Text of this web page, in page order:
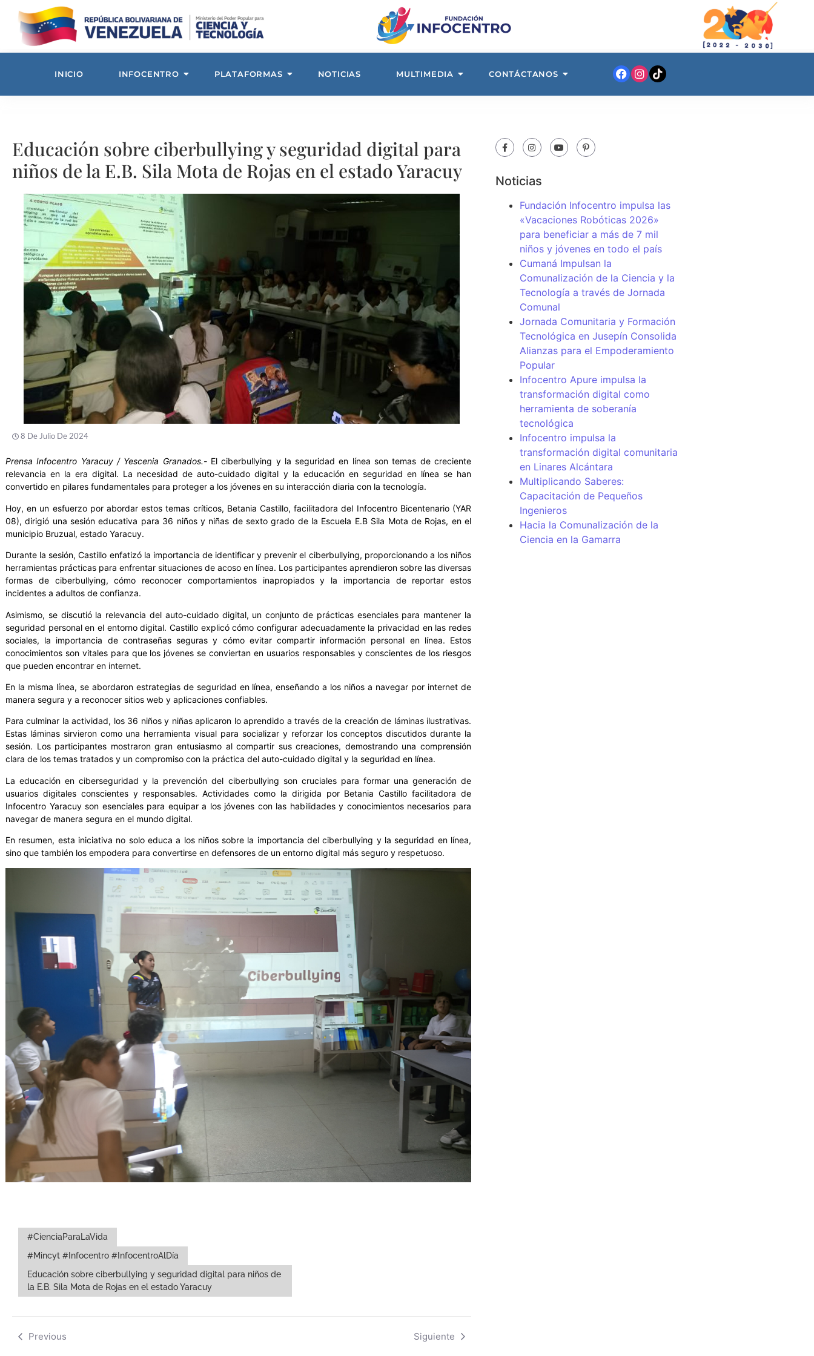
INICIO INFOCENTRO PLATAFORMAS NOTICIAS MULTIMEDIA CONTÁCTANOS
Educación sobre ciberbullying y seguridad digital para
niños de la E.B. Sila Mota de Rojas en el estado Yaracuy
8 De Julio De 2024
Prensa Infocentro Yaracuy / Yescenia Granados.-El ciberbullying y la seguridad en línea son temas de creciente
relevancia en la era digital. La necesidad de auto-cuidado digital y la educación en seguridad en línea se han
convertido en pilares fundamentales para proteger a los jóvenes en su interacción diaria con la tecnología.
Hoy, en un esfuerzo por abordar estos temas críticos, Betania Castillo, facilitadora del Infocentro Bicentenario (YAR
08), dirigió una sesión educativa para 36 niños y niñas de sexto grado de la Escuela E.B Sila Mota de Rojas, en el
municipio Bruzual, estado Yaracuy.
Durante la sesión, Castillo enfatizó la importancia de identificar y prevenir el ciberbullying, proporcionando a los niños
herramientas prácticas para enfrentar situaciones de acoso en línea. Los participantes aprendieron sobre las diversas
formas de ciberbullying, cómo reconocer comportamientos inapropiados y la importancia de reportar estos
incidentes a adultos de confianza.
Asimismo, se discutió la relevancia del auto-cuidado digital, un conjunto de prácticas esenciales para mantener la
seguridad personal en el entorno digital. Castillo explicó cómo configurar adecuadamente la privacidad en las redes
sociales, la importancia de contraseñas seguras y cómo evitar compartir información personal en línea. Estos
conocimientos son vitales para que los jóvenes se conviertan en usuarios responsables y conscientes de los riesgos
que pueden encontrar en internet.
En la misma línea, se abordaron estrategias de seguridad en línea, enseñando a los niños a navegar por internet de
manera segura y a reconocer sitios web y aplicaciones confiables.
Para culminar la actividad, los 36 niños y niñas aplicaron lo aprendido a través de la creación de láminas ilustrativas.
Estas láminas sirvieron como una herramienta visual para socializar y reforzar los conceptos discutidos durante la
sesión. Los participantes mostraron gran entusiasmo al compartir sus creaciones, demostrando una comprensión
clara de los temas tratados y un compromiso con la práctica del auto-cuidado digital y la seguridad en línea.
La educación en ciberseguridad y la prevención del ciberbullying son cruciales para formar una generación de
usuarios digitales conscientes y responsables. Actividades como la dirigida por Betania Castillo facilitadora de
Infocentro Yaracuy son esenciales para equipar a los jóvenes con las habilidades y conocimientos necesarios para
navegar de manera segura en el mundo digital.
En resumen, esta iniciativa no solo educa a los niños sobre la importancia del ciberbullying y la seguridad en línea,
sino que también los empodera para convertirse en defensores de un entorno digital más seguro y respetuoso.
#CienciaParaLaVida
#Mincyt #Infocentro #InfocentroAlDía
Educación sobre ciberbullying y seguridad digital para niños de
la E.B. Sila Mota de Rojas en el estado Yaracuy
Previous Siguiente
Noticias
Fundación Infocentro impulsa las
«Vacaciones Robóticas 2026»
para beneficiar a más de 7 mil
niños y jóvenes en todo el país
Cumaná Impulsan la
Comunalización de la Ciencia y la
Tecnología a través de Jornada
Comunal
Jornada Comunitaria y Formación
Tecnológica en Jusepín Consolida
Alianzas para el Empoderamiento
Popular
Infocentro Apure impulsa la
transformación digital como
herramienta de soberanía
tecnológica
Infocentro impulsa la
transformación digital comunitaria
en Linares Alcántara
Multiplicando Saberes:
Capacitación de Pequeños
Ingenieros
Hacia la Comunalización de la
Ciencia en la Gamarra